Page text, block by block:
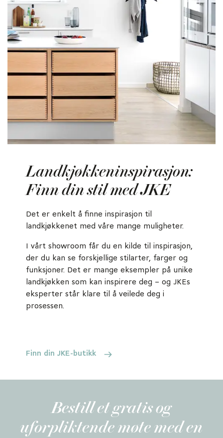
Landkjøkkeninspirasjon:
Finn din stil med JKE
Det er enkelt å finne inspirasjon til
landkjøkkenet med våre mange muligheter.
I vårt showroom får du en kilde til inspirasjon,
der du kan se forskjellige stilarter, farger og
funksjoner. Det er mange eksempler på unike
landkjøkken som kan inspirere deg – og JKEs
eksperter står klare til å veilede deg i
prosessen.
Finn din JKE-butikk
Bestill et gratis og
uforpliktende møte med en